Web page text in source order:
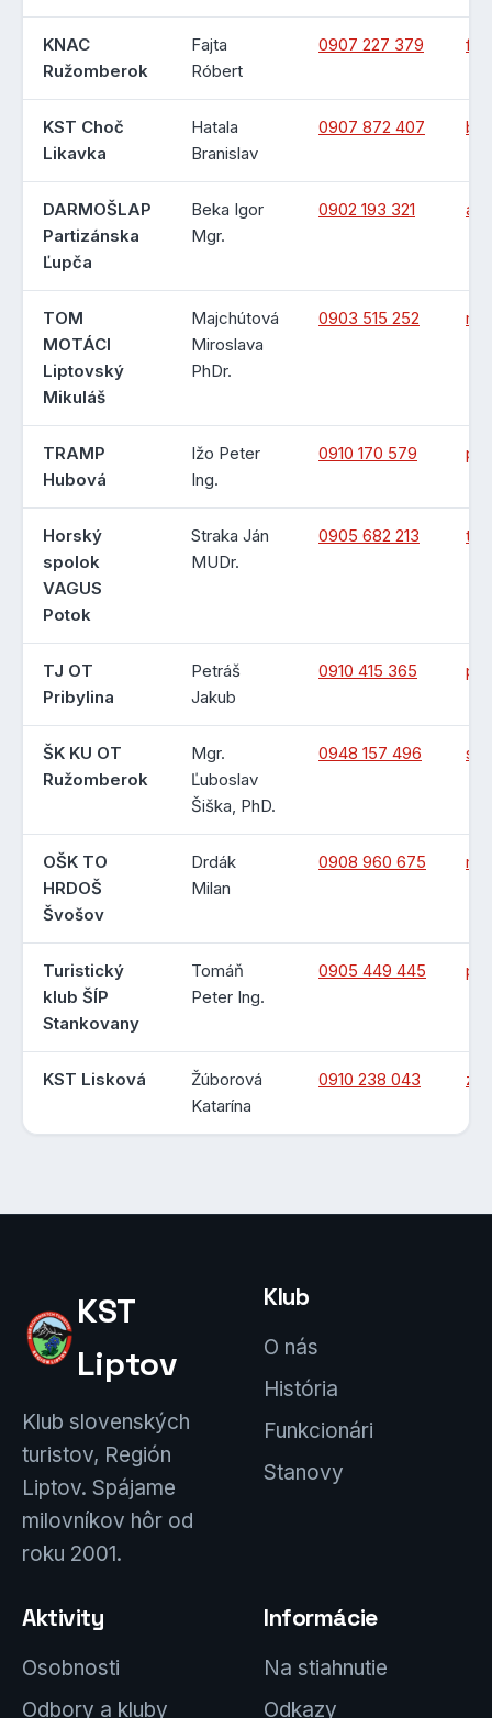
KNAC
Ružomberok
Fajta
Róbert
0907 227 379
KST Choč
Likavka
Hatala
Branislav
0907 872 407
DARMOŠLAP
Partizánska
Ľupča
Beka Igor
Mgr.
0902 193 321
TOM
MOTÁCI
Liptovský
Mikuláš
Majchútová
Miroslava
PhDr.
0903 515 252
TRAMP
Hubová
Ižo Peter
Ing.
0910 170 579
Horský
spolok
VAGUS
Potok
Straka Ján
MUDr.
0905 682 213
TJ OT
Pribylina
Petráš
Jakub
0910 415 365
ŠK KU OT
Ružomberok
Mgr.
Ľuboslav
Šiška, PhD.
0948 157 496
OŠK TO
HRDOŠ
Švošov
Drdák
Milan
0908 960 675
Turistický
klub ŠÍP
Stankovany
Tomáň
Peter Ing.
0905 449 445
KST Lisková
Žúborová
Katarína
0910 238 043
KST
Liptov
Klub slovenských
turistov, Región
Liptov. Spájame
milovníkov hôr od
roku 2001.
Klub
O nás
História
Funkcionári
Stanovy
Aktivity
Osobnosti
Odbory a kluby
Informácie
Na stiahnutie
Odkazy